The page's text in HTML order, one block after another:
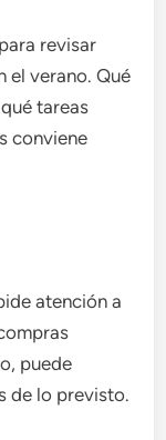
revisar
el verano. Qué
tareas
conviene
atención a
puede
de lo previsto.